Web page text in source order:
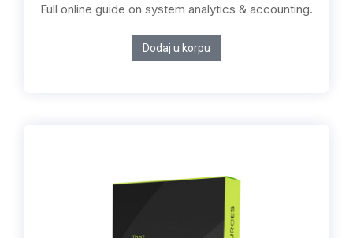
Full online guide on system analytics & accounting.
Dodaj u korpu